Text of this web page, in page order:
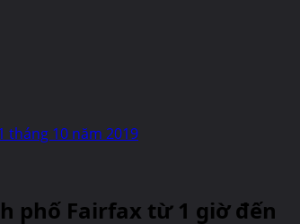
tháng 10 năm 2019
phố Fairfax từ 1 giờ đến